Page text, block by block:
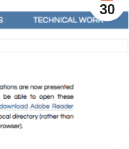
30